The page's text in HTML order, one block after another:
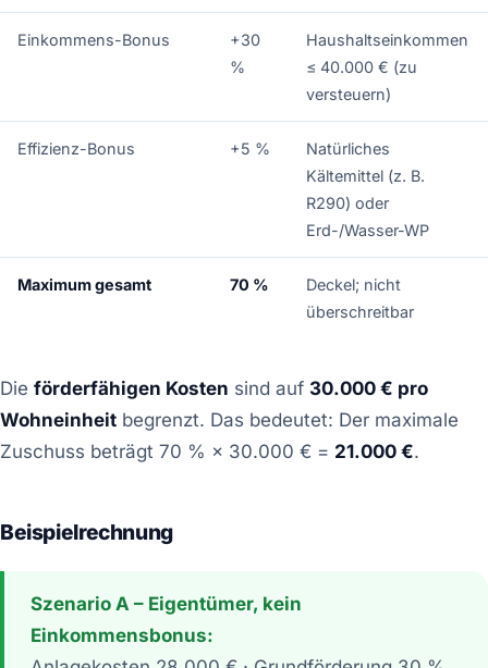
Einkommens-Bonus
+30
%
Haushaltseinkommen
≤ 40.000 € (zu
versteuern)
Effizienz-Bonus +5 %
Natürliches
Kältemittel (z. B.
R290) oder
Erd-/Wasser-WP
Maximum gesamt 70 %
Deckel; nicht
überschreitbar
Die förderfähigen Kosten sind auf 30.000 € pro
Wohneinheit begrenzt. Das bedeutet: Der maximale
Zuschuss beträgt 70 % × 30.000 € = 21.000 €.
Beispielrechnung
Szenario A – Eigentümer, kein
Einkommensbonus: